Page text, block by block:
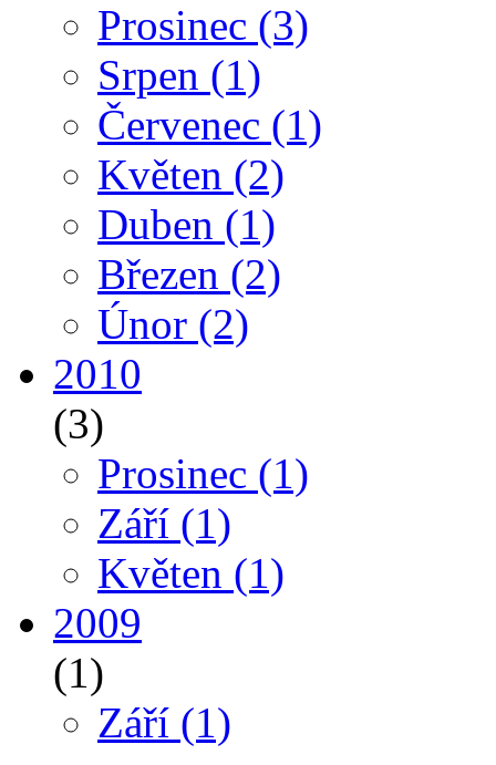
Prosinec (3)
Srpen (1)
Červenec (1)
Květen (2)
Duben (1)
Březen (2)
Únor (2)
2010
(3)
Prosinec (1)
Září (1)
Květen (1)
2009
(1)
Září (1)